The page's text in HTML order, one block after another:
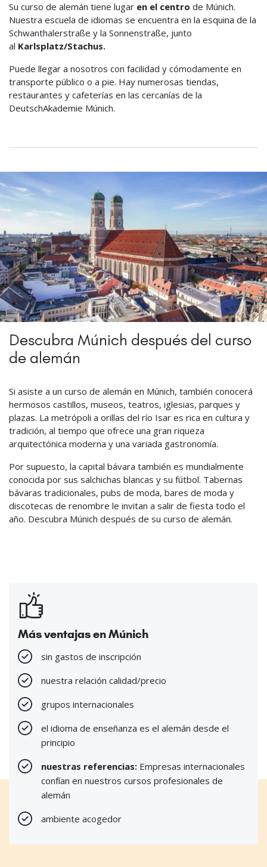
Su curso de alemán tiene lugar en el centro de Múnich.
Nuestra escuela de idiomas se encuentra en la esquina de la
Schwanthalerstraße y la Sonnenstraße, junto
al Karlsplatz/Stachus.
Puede llegar a nosotros con facilidad y cómodamente en
transporte público o a pie. Hay numerosas tiendas,
restaurantes y cafeterías en las cercanías de la
DeutschAkademie Múnich.
Descubra Múnich después del curso
de alemán
Si asiste a un curso de alemán en Múnich, también conocerá
hermosos castillos, museos, teatros, iglesias, parques y
plazas. La metrópoli a orillas del río Isar es rica en cultura y
tradición, al tiempo que ofrece una gran riqueza
arquitectónica moderna y una variada gastronomía.
Por supuesto, la capital bávara también es mundialmente
conocida por sus salchichas blancas y su fútbol. Tabernas
bávaras tradicionales, pubs de moda, bares de moda y
discotecas de renombre le invitan a salir de fiesta todo el
año. Descubra Múnich después de su curso de alemán.
Más ventajas en Múnich
sin gastos de inscripción
nuestra relación calidad/precio
grupos internacionales
el idioma de enseñanza es el alemán desde el
principio
nuestras referencias: Empresas internacionales
confían en nuestros cursos profesionales de
alemán
ambiente acogedor